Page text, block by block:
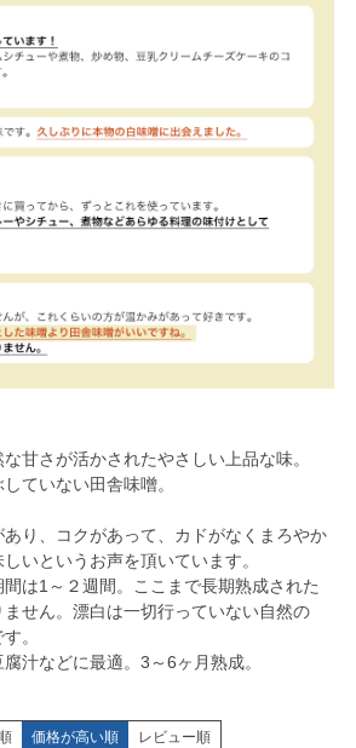
甘さが活かされたやさしい上品な味。
ていない田舎味噌。
り、コクがあって、カドがなくまろやか
いというお声を頂いています。
は1～２週間。ここまで長期熟成された
せん。漂白は一切行っていない自然の
。
汁などに最適。3～6ヶ月熟成。
価格が高い順 レビュー順